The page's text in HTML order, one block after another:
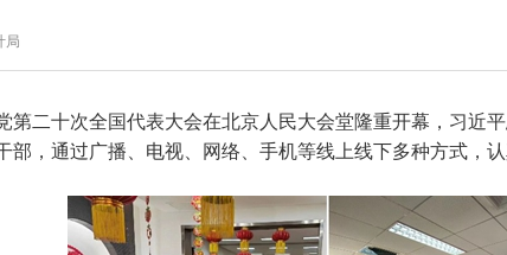
局
第二十次全国代表大会在北京人民大会堂隆重开幕，习
部，通过广播、电视、网络、手机等线上线下多种方式，认